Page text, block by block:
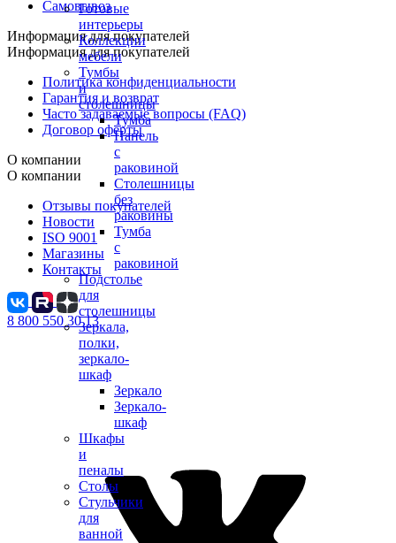
Готовые
интерьеры
Коллекции
мебели
Тумбы
и
столешницы
Тумба
Панель
с
раковиной
Столешницы
без
раковины
Тумба
с
раковиной
Подстолье
для
столешницы
Зеркала,
полки,
зеркало-
шкаф
Зеркало
Зеркало-
шкаф
Шкафы
и
пеналы
Столы
Стульчики
для
ванной
Самовывоз
Информация для покупателей
Информация для покупателей
Политика конфиденциальности
Гарантия и возврат
Часто задаваемые вопросы (FAQ)
Договор оферты
О компании
О компании
Отзывы покупателей
Новости
ISO 9001
Магазины
Контакты
8 800 550 30 13